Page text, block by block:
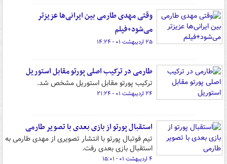
وقتی مهدی طارمی بین ایرانی‌ها عزیزتر
می‌شود+فیلم
۲۵ اردیبهشت ۰۱ - ۱۴:۲۴
طارمی در ترکیب اصلی پورتو مقابل استوریل
ترکیب پورتو مقابل استوریل مشخص شد.
۲۴ اردیبهشت ۰۱ - ۲۱:۲۴
استقبال پورتو از بازی بعدی با تصویر طارمی
تیم فوتبال پورتو با انتشار تصویری از مهدی طارمی به
استقبال بازی بعدی رفت.
۴ اردیبهشت ۰۱ - ۱۵:۰۱